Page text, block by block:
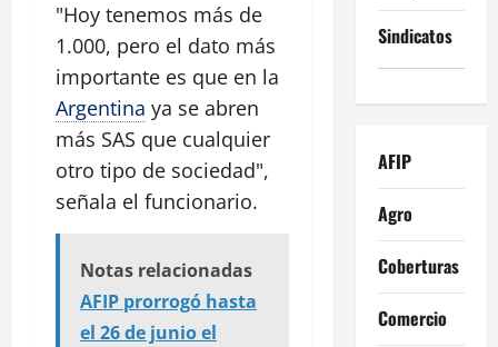
"Hoy tenemos más de
1.000, pero el dato más
importante es que en la
Argentina ya se abren
más SAS que cualquier
otro tipo de sociedad",
señala el funcionario.
Notas relacionadas
AFIP prorrogó hasta
el 26 de junio el
Sindicatos
AFIP
Agro
Coberturas
Comercio